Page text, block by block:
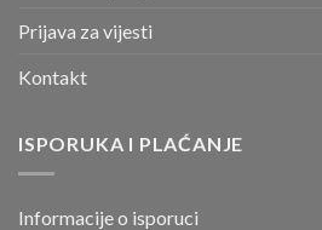
Prijava za vijesti
Kontakt
ISPORUKA I PLAĆANJE
Informacije o isporuci